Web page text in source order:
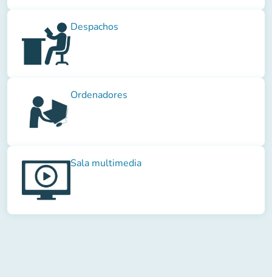
Despachos
Ordenadores
Sala multimedia